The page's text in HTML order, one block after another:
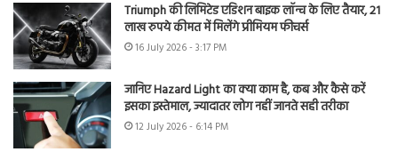
Triumph की लिमिटेड एडिशन बाइक लॉन्च के लिए तैयार, 21
लाख रुपये कीमत में मिलेंगे प्रीमियम फीचर्स
16 July 2026 - 3:17 PM
जानिए Hazard Light का क्या काम है, कब और कैसे करें
इसका इस्तेमाल, ज्यादातर लोग नहीं जानते सही तरीका
12 July 2026 - 6:14 PM